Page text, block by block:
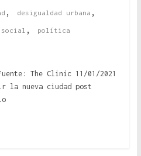
, desigualdad urbana ,
, política
The Clinic 11/01/2021
la nueva ciudad post